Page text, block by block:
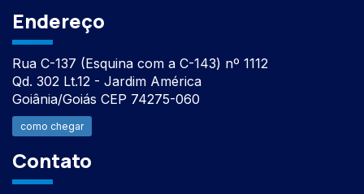
Endereço
Rua C-137 (Esquina com a C-143) nº 1112
Qd. 302 Lt.12 - Jardim América
Goiânia/Goiás CEP 74275-060
como chegar
Contato